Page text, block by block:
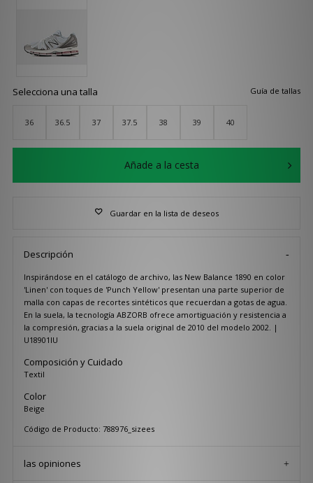
Guía de tallas
Selecciona una talla
36 36.5 37 37.5 38 39 40
Añade a la cesta
Guardar en la lista de deseos
Descripción
Inspirándose en el catálogo de archivo, las New Balance 1890 en color
'Linen' con toques de 'Punch Yellow' presentan una parte superior de
malla con capas de recortes sintéticos que recuerdan a gotas de agua.
En la suela, la tecnología ABZORB ofrece amortiguación y resistencia a
la compresión, gracias a la suela original de 2010 del modelo 2002. |
U18901IU
Composición y Cuidado
Textil
Color
Beige
Código de Producto: 788976_sizees
las opiniones